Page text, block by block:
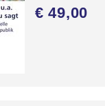
€ 49,00